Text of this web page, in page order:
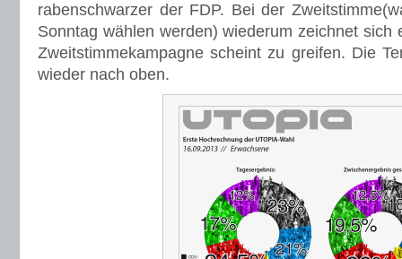
rabenschwarzer der FDP. Bei der
Sonntag wählen werden) wiederum zeichnet sich
Zweitstimmekampagne scheint zu greifen. Die
wieder nach oben.